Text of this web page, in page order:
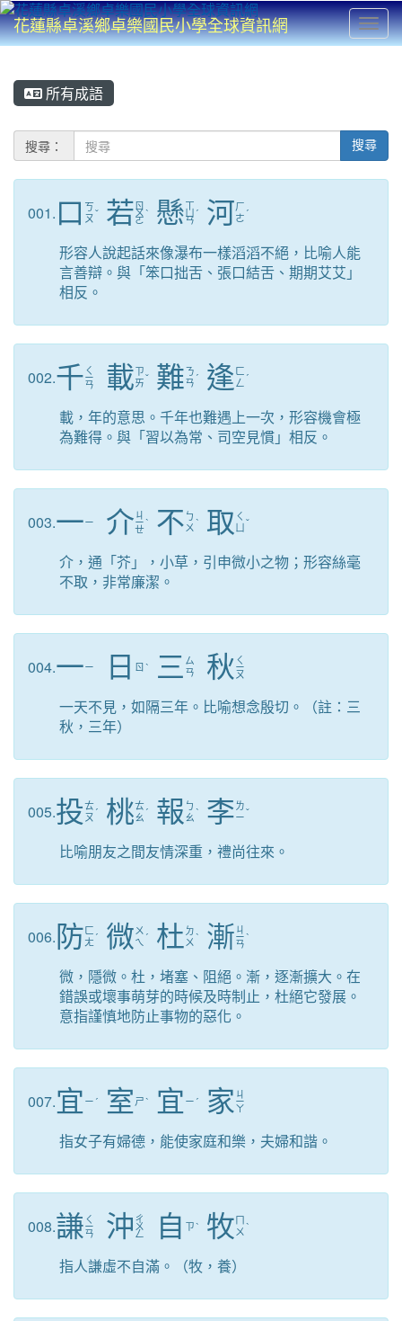
⏸
花蓮縣卓溪鄉卓樂國民小學全球資訊網
所有成語
搜尋： 搜尋
001. 口 ㄎ
ㄡˇ 若 ㄖ
ㄨ
ㄛ
ˋ 懸ㄒ
ㄩ
ㄢ
ˊ 河ㄏ
ㄜ ˊ
形容人說起話來像瀑布一樣滔滔不絕，比喻人能
言善辯。與「笨口拙舌、張口結舌、期期艾艾」
相反。
002.千 ㄑ
ㄧ
ㄢ 載ㄗ
ㄞˇ 難ㄋ
ㄢ ˊ 逢 ㄈ
ㄥ ˊ
載，年的意思。千年也難遇上一次，形容機會極
為難得。與「習以為常、司空見慣」相反。
003.一ㄧ 介 ㄐ
ㄧ
ㄝ
ˋ 不 ㄅ
ㄨ ˋ 取 ㄑ
ˇ
介，通「芥」，小草，引申微小之物；形容絲毫
不取，非常廉潔。
004.一ㄧ 日 ㄖ ˋ 三 ㄙ
ㄢ
秋 ㄑ
ㄧ
ㄡ
一天不見，如隔三年。比喻想念殷切。（註：三
秋，三年）
005.投ㄊ
ㄡ ˊ 桃ㄊ
ㄠ ˊ 報 ㄅ
ㄠˋ 李ㄌ
ㄧˇ
比喻朋友之間友情深重，禮尚往來。
006. 防 ㄈ
ㄤ ˊ 微 ㄨ
ㄟ ˊ 杜 ㄉ
ㄨ ˋ 漸 ㄐ
ㄧ
ㄢ
ˋ
微，隱微。杜，堵塞、阻絕。漸，逐漸擴大。在
錯誤或壞事萌芽的時候及時制止，杜絕它發展。
意指謹慎地防止事物的惡化。
007.宜 ㄧ ˊ 室 ㄕˋ 宜 ㄧ ˊ 家 ㄐ
ㄧ
ㄚ
指女子有婦德，能使家庭和樂，夫婦和諧。
008.謙 ㄑ
ㄧ
ㄢ 沖 ㄔ
ㄨ
ㄥ 自 ㄗˋ 牧 ㄇ
ㄨ ˋ
指人謙虛不自滿。（牧，養）